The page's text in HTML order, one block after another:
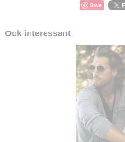
Save
Ook interessant